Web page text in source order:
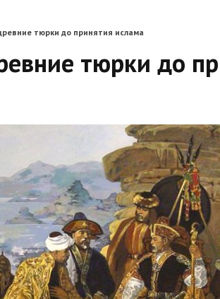
тюрки до принятия ислама
тюрки до